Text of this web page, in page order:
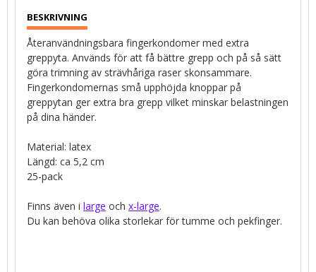
Återanvändningsbara fingerkondomer med extra
greppyta. Används för att få bättre grepp och på så sätt
göra trimning av strävhåriga raser skonsammare.
Fingerkondomernas små upphöjda knoppar på
greppytan ger extra bra grepp vilket minskar belastningen
på dina händer.
Material: latex
Längd: ca 5,2 cm
25-pack
Finns även i large och x-large.
Du kan behöva olika storlekar för tumme och pekfinger.